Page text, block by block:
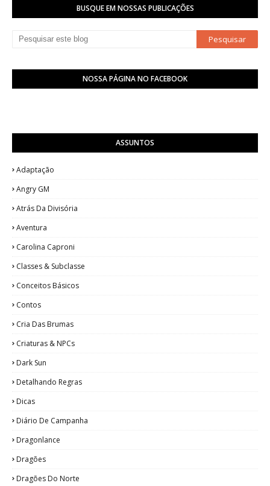
BUSQUE EM NOSSAS PUBLICAÇÕES
NOSSA PÁGINA NO FACEBOOK
ASSUNTOS
Adaptação
Angry GM
Atrás Da Divisória
Aventura
Carolina Caproni
Classes & Subclasse
Conceitos Básicos
Contos
Cria Das Brumas
Criaturas & NPCs
Dark Sun
Detalhando Regras
Dicas
Diário De Campanha
Dragonlance
Dragões
Dragões Do Norte